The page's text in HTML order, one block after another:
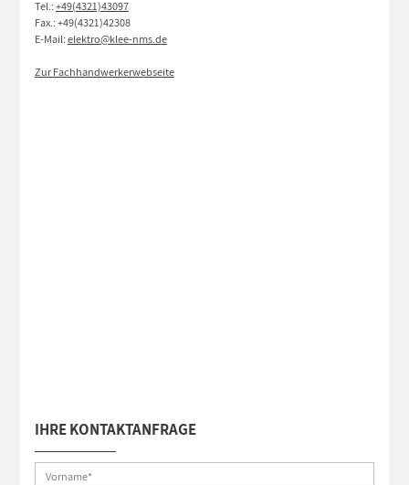
Tel.:+49(4321)43097
Fax.: +49(4321)42308
E-Mail:elektro@klee-nms.de
Zur Fachhandwerkerwebseite
IHRE KONTAKTANFRAGE